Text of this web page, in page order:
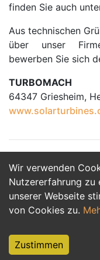
Wir verwenden
Nutzererfahrung zu
unserer Webseite
von Cookies zu.
Zustimmen
finden Sie auch
Aus technischen
über unser
bewerben Sie sich
TURBOMACH
64347 Griesheim,